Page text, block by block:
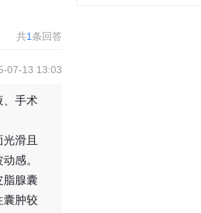
共1 条回答
07-13 13:03
、手术
滑且
感。
脂腺囊
囊肿较